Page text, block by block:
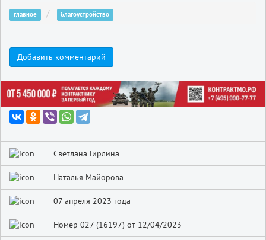
главное благоустройство
Добавить комментарий
Светлана Гирлина
Наталья Майорова
07 апреля 2023 года
Номер 027 (16197) от 12/04/2023